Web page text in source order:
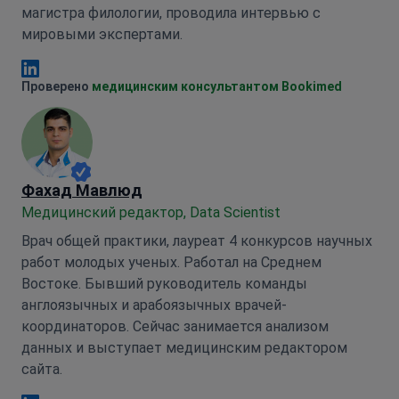
магистра филологии, проводила интервью с
мировыми экспертами.
Анна Леонова Linkedin
Проверено медицинским консультантом Bookimed
Фахад Мавлюд
Медицинский редактор, Data Scientist
Врач общей практики, лауреат 4 конкурсов научных
работ молодых ученых. Работал на Среднем
Востоке. Бывший руководитель команды
англоязычных и арабоязычных врачей-
координаторов. Сейчас занимается анализом
данных и выступает медицинским редактором
сайта.